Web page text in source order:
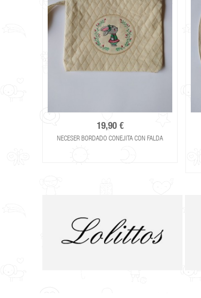
19,90 €
NECESER BORDADO CONEJITA CON FALDA